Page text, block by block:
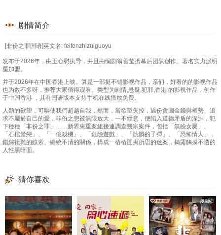
剧情简介
[非份之罪国语]英文名: feifenzhizuiguoyu
发布于2026年，由王心慰执导，并且由编剧翁善莹携幕后团队创作。著名实力派明
星加盟。
并于2026年在中国香港上映。算是一部挺不错影视作品，亲们，好看的的影视作品
也为数不多呀，推荐大家值得观看。类型为剧情,悬疑,犯罪,香港 的影视作品，创作
于中国香港 ，具有国语版本支持手机在线播放免费。
人類的欲望，可驅使我們超越自我，然而，當欲望失控，過份貪圖金錢與權勢、追
求不屬於自己的愛，非份之想被無限放大，一不經意，便陷入道德矛盾的深淵，犯
下種種「非份之罪」……新界東重案組接連調查幾宗案件，包括「無臉女屍」、
「石棺禁戀」、「一億殺機」、「危險遊戲」、「骯髒的子彈」、「恐怖情人」，
錯綜複雜的線索、纏繞不清的關係，構成一樁樁匪夷所思的迷案，揭露觸摸不透的
人性黑暗面。
猜你喜欢